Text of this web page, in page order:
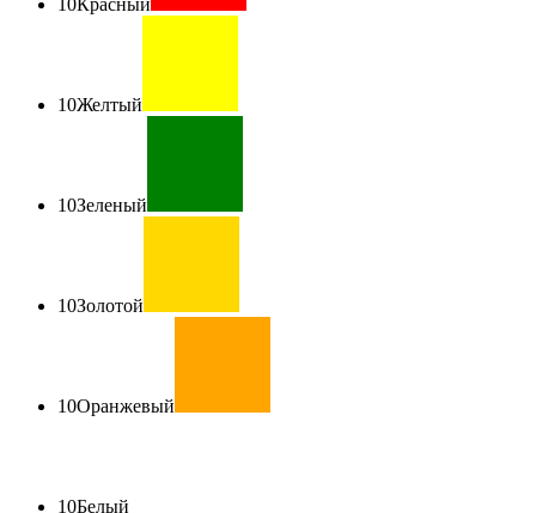
10Красный
10Желтый
10Зеленый
10Золотой
10Оранжевый
10Белый